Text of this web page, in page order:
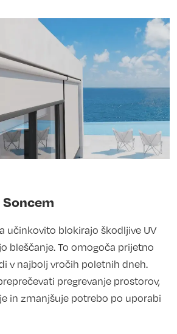
Soncem
učinkovito blokirajo škodljive UV
bleščanje. To omogoča prijetno
v najbolj vročih poletnih dneh.
pregrevanje prostorov,
in zmanjšuje potrebo po uporabi